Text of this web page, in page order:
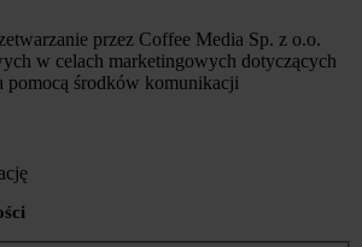
przez Coffee Media Sp. z o.o.
w celach marketingowych dotyczących
pomocą środków komunikacji